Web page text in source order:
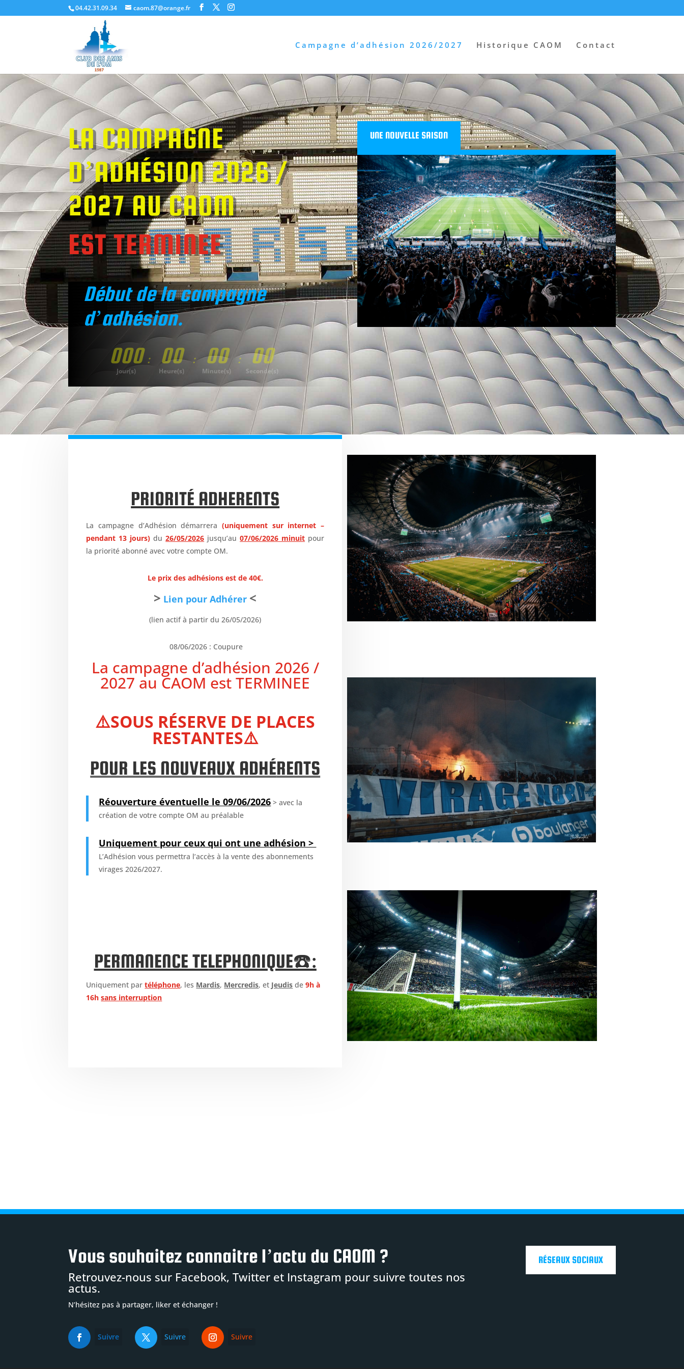
04.42.31.09.34 caom.87@orange.fr
Campagne d’adhésion 2026/2027 Historique CAOM Contact
LA CAMPAGNE
D’ADHÉSION 2026 /
2027 AU CAOM
EST TERMINEE
Début de la campagne
d’adhésion.
000
Jour(s)
: 00
Heure(s)
: 00
Minute(s)
: 00
Seconde(s)
UNE NOUVELLE SAISON
PRIORITÉ ADHERENTS
La campagne d’Adhésion démarrera(uniquement sur internet –
pendant 13 jours) du26/05/2026 jusqu’au07/06/2026 minuit pour
la priorité abonné avec votre compte OM.
Le prix des adhésions est de 40€.
> Lien pour Adhérer <
(lien actif à partir du 26/05/2026)
08/06/2026 : Coupure
La campagne d’adhésion 2026 /
2027 au CAOM est TERMINEE
⚠️SOUS RÉSERVE DE PLACES
RESTANTES⚠️
POUR LES NOUVEAUX ADHÉRENTS
Réouverture éventuelle le 09/06/2026 > avec la
création de votre compte OM au préalable
Uniquement pour ceux qui ont une adhésion >
L’Adhésion vous permettra l’accès à la vente des abonnements
virages 2026/2027.
PERMANENCE TELEPHONIQUE☎️:
Uniquement partéléphone, les Mardis, Mercredis, et Jeudis de9h à
16h sans interruption
Vous souhaitez connaitre l’actu du CAOM ?
Retrouvez-nous sur Facebook, Twitter et Instagram pour suivre toutes nos
actus.
N’hésitez pas à partager, liker et échanger !
Suivre Suivre Suivre
RÉSEAUX SOCIAUX